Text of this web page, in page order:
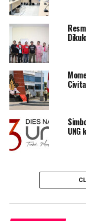
penting dalam
lingkungan UNG.
“Keterbukaan
melainkan budaya
kembangkan di UNG.
berbenah, dan
dibutuhkan publik
berkualitas,” ujar
UNG